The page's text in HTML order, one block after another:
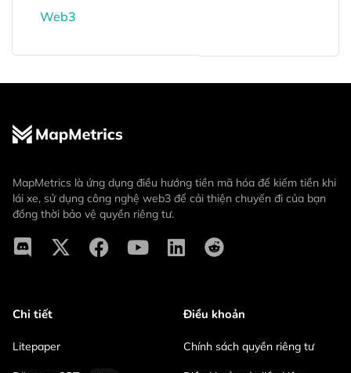
Web3
MapMetrics là ứng dụng điều hướng tiền mã hóa để kiếm tiền khi
lái xe, sử dụng công nghệ web3 để cải thiện chuyến đi của bạn
đồng thời bảo vệ quyền riêng tư.
Chi tiết
Litepaper
Điều khoản
Chính sách quyền riêng tư